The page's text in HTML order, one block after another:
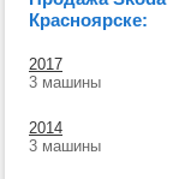
Красноярске:
2017
3 машины
2014
3 машины